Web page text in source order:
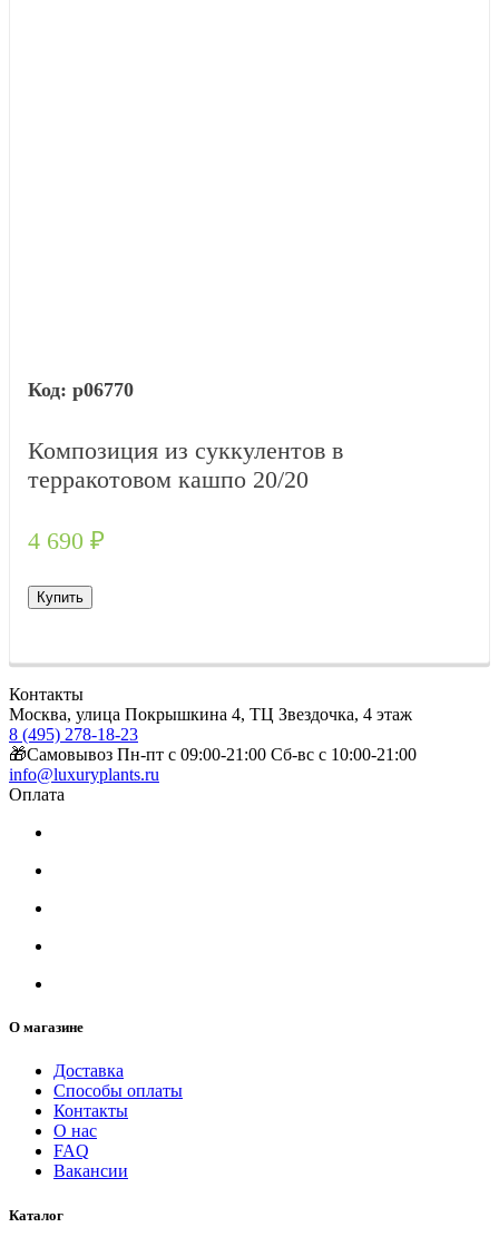
р06770
Композиция из суккулентов в
терракотовом кашпо 20/20
4 690 ₽
Купить
Контакты
Москва, улица Покрышкина 4, ТЦ Звездочка, 4 этаж
8 (495) 278-18-23
🎁Самовывоз Пн-пт с 09:00-21:00 Сб-вс с 10:00-21:00
info@luxuryplants.ru
Оплата
О магазине
Доставка
Способы оплаты
Контакты
О нас
FAQ
Вакансии
Каталог